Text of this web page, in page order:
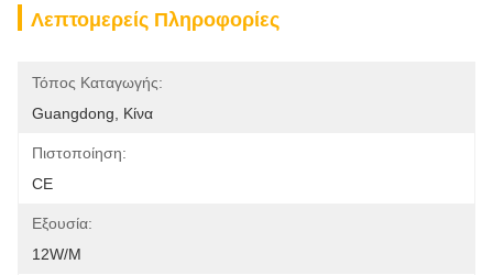
Λεπτομερείς Πληροφορίες
Τόπος Καταγωγής:
Guangdong, Κίνα
Πιστοποίηση:
CE
Εξουσία:
12W/m